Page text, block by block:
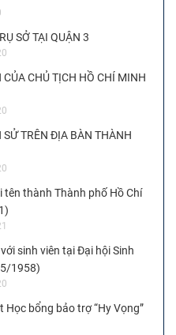
SỞ TẠI QUẬN 3
CHỦ TỊCH HỒ CHÍ MINH
TRÊN ĐỊA BÀN THÀNH
tên thành Thành phố Hồ Chí
sinh viên tại Đại hội Sinh
1958)
bổng bảo trợ “Hy Vọng”